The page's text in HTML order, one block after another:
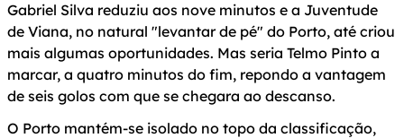
Gabriel Silva reduziu aos nove minutos e a Juventude
de Viana, no natural "levantar de pé" do Porto, até criou
mais algumas oportunidades. Mas seria Telmo Pinto a
marcar, a quatro minutos do fim, repondo a vantagem
de seis golos com que se chegara ao descanso.
O Porto mantém-se isolado no topo da classificação,